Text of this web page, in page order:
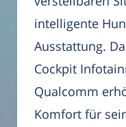
intelligente
Ausstattung.
Cockpit
Qualcomm
Komfort für